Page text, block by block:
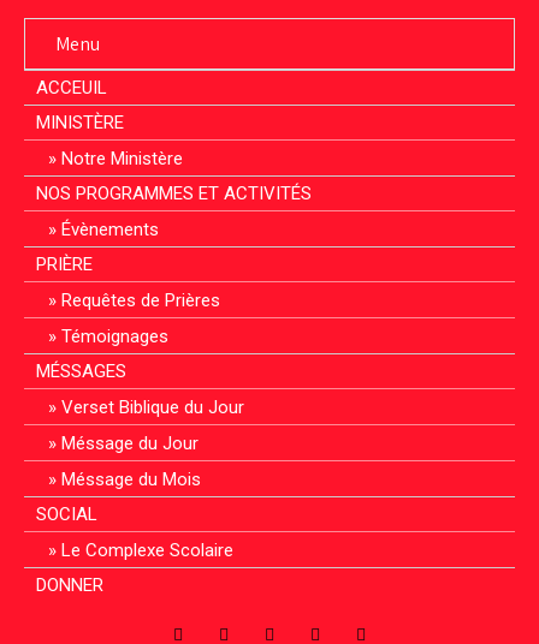
Menu
ACCEUIL
MINISTÈRE
Notre Ministère
NOS PROGRAMMES ET ACTIVITÉS
Évènements
PRIÈRE
Requêtes de Prières
Témoignages
MÉSSAGES
Verset Biblique du Jour
Méssage du Jour
Méssage du Mois
SOCIAL
Le Complexe Scolaire
DONNER